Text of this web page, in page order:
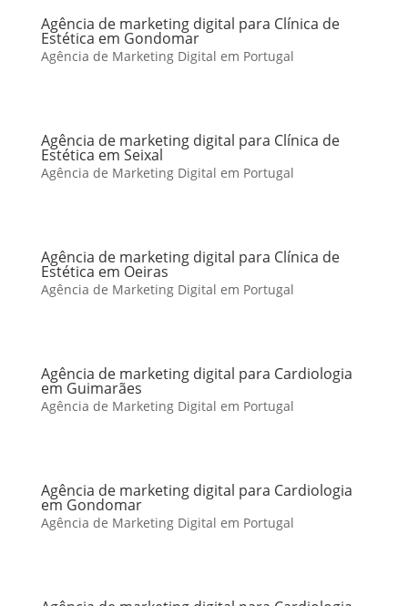
Agência de marketing digital para Clínica de
Estética em Gondomar
Agência de Marketing Digital em Portugal
Agência de marketing digital para Clínica de
Estética em Seixal
Agência de Marketing Digital em Portugal
Agência de marketing digital para Clínica de
Estética em Oeiras
Agência de Marketing Digital em Portugal
Agência de marketing digital para Cardiologia
em Guimarães
Agência de Marketing Digital em Portugal
Agência de marketing digital para Cardiologia
em Gondomar
Agência de Marketing Digital em Portugal